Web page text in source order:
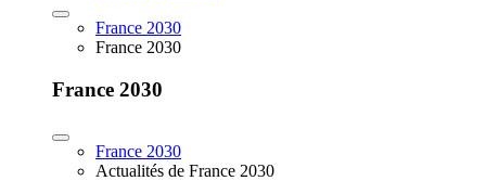
France 2030
France 2030
France 2030
France 2030
Actualités de France 2030